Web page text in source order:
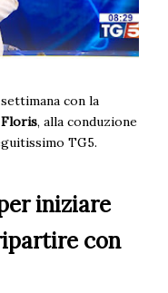
con la
, alla conduzione
TG5.
iniziare
con